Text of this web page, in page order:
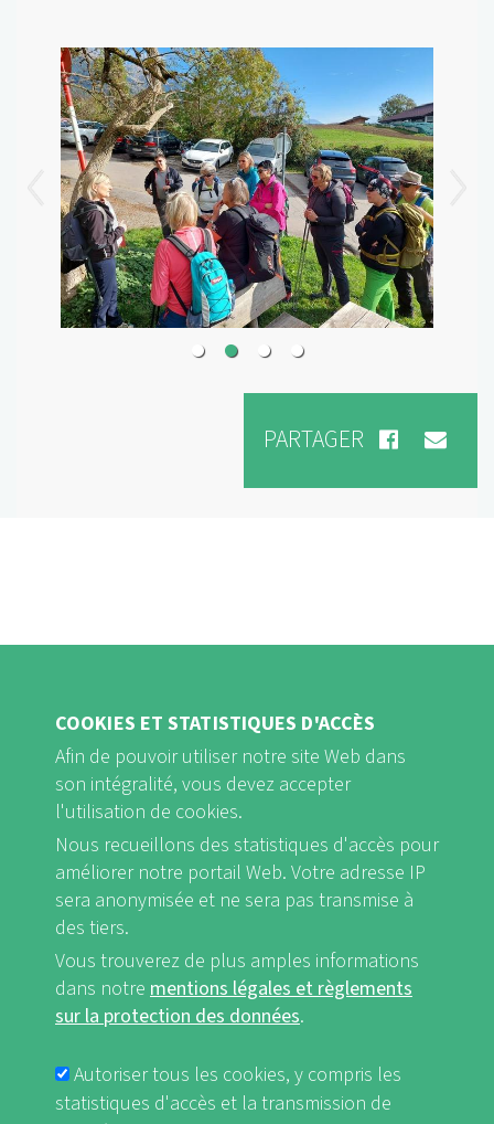
PARTAGER
FB Youtube Instagram
FUSSBEREICHSMENÜ
Mentions légales et Règlements sur la protection des données
nf-int.org
COOKIES ET STATISTIQUES D'ACCÈS
Afin de pouvoir utiliser notre site Web dans
son intégralité, vous devez accepter
l'utilisation de cookies.
Nous recueillons des statistiques d'accès pour
améliorer notre portail Web. Votre adresse IP
sera anonymisée et ne sera pas transmise à
des tiers.
Vous trouverez de plus amples informations
dans notre mentions légales et règlements
sur la protection des données.
Autoriser tous les cookies, y compris les
statistiques d'accès et la transmission de